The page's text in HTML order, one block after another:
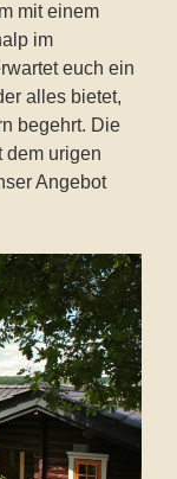
mit einem
im
euch ein
alles bietet,
begehrt. Die
dem urigen
Angebot